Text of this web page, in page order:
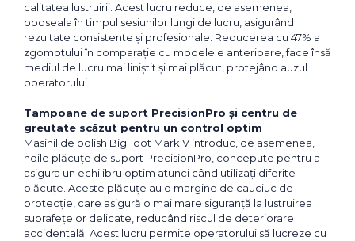
calitatea lustruirii. Acest lucru reduce, de asemenea,
oboseala în timpul sesiunilor lungi de lucru, asigurând
rezultate consistente și profesionale. Reducerea cu 47% a
zgomotului în comparație cu modelele anterioare, face însă
mediul de lucru mai liniștit și mai plăcut, protejând auzul
operatorului.
Tampoane de suport PrecisionPro și centru de
greutate scăzut pentru un control optim
Masinil de polish BigFoot Mark V introduc, de asemenea,
noile plăcuțe de suport PrecisionPro, concepute pentru a
asigura un echilibru optim atunci când utilizați diferite
plăcuțe. Aceste plăcuțe au o margine de cauciuc de
protecție, care asigură o mai mare siguranță la lustruirea
suprafețelor delicate, reducând riscul de deteriorare
accidentală. Acest lucru permite operatorului să lucreze cu